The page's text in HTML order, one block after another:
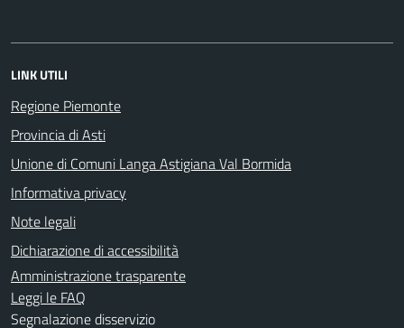
LINK UTILI
Regione Piemonte
Provincia di Asti
Unione di Comuni Langa Astigiana Val Bormida
Informativa privacy
Note legali
Dichiarazione di accessibilità
Amministrazione trasparente
Leggi le FAQ
Segnalazione disservizio